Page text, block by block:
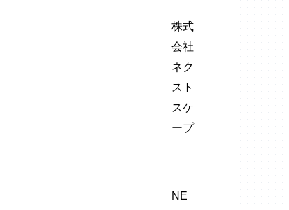
株式
会社
ネク
スト
スケ
ープ
NE